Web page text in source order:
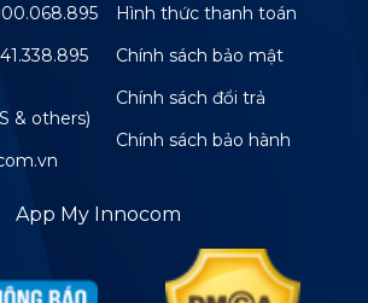
& others)
Hình thức thanh toán
Chính sách bảo mật
Chính sách đổi trả
Chính sách bảo hành
App My Innocom